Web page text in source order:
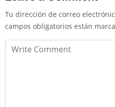
Tu dirección de correo
campos obligatorios están